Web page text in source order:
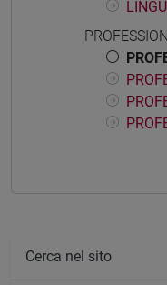
Cerca nel sito